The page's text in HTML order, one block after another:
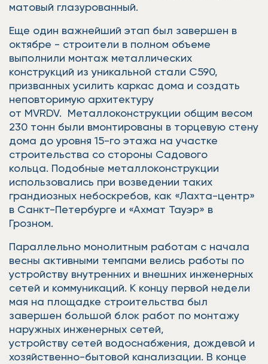
матовый глазурованный.
Еще один важнейший этап был завершен в
октябре - строители в полном объеме
выполнили монтаж металлических
конструкций из уникальной стали C590,
призванных усилить каркас дома и создать
неповторимую архитектуру
от MVRDV. Металлоконструкции общим весом
230 тонн были вмонтированы в торцевую стену
дома до уровня 15-го этажа на участке
строительства со стороны Садового
кольца. Подобные металлоконструкции
использовались при возведении таких
грандиозных небоскребов, как «Лахта-центр»
в Санкт-Петербурге и «Ахмат Тауэр» в
Грозном.
Параллельно монолитным работам с начала
весны активными темпами велись работы по
устройству внутренних и внешних инженерных
сетей и коммуникаций. К концу первой недели
мая на площадке строительства был
завершен большой блок работ по монтажу
наружных инженерных сетей,
устройству сетей водоснабжения, дождевой и
хозяйственно-бытовой канализации. В конце